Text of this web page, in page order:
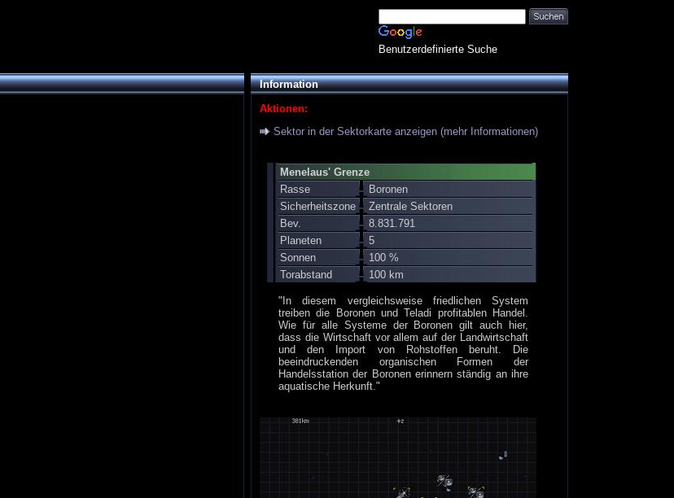
Benutzerdefinierte Suche
Information
Aktionen:
Sektor in der Sektorkarte anzeigen (mehr Informationen)
Menelaus' Grenze
Rasse
Boronen
Sicherheitszone
Zentrale Sektoren
Bev.
8.831.791
Planeten
5
Sonnen
100 %
Torabstand
100 km
"In diesem vergleichsweise friedlichen System
treiben die Boronen und Teladi profitablen Handel.
Wie für alle Systeme der Boronen gilt auch hier,
dass die Wirtschaft vor allem auf der Landwirtschaft
und den Import von Rohstoffen beruht. Die
beeindruckenden organischen Formen der
Handelsstation der Boronen erinnern ständig an ihre
aquatische Herkunft."